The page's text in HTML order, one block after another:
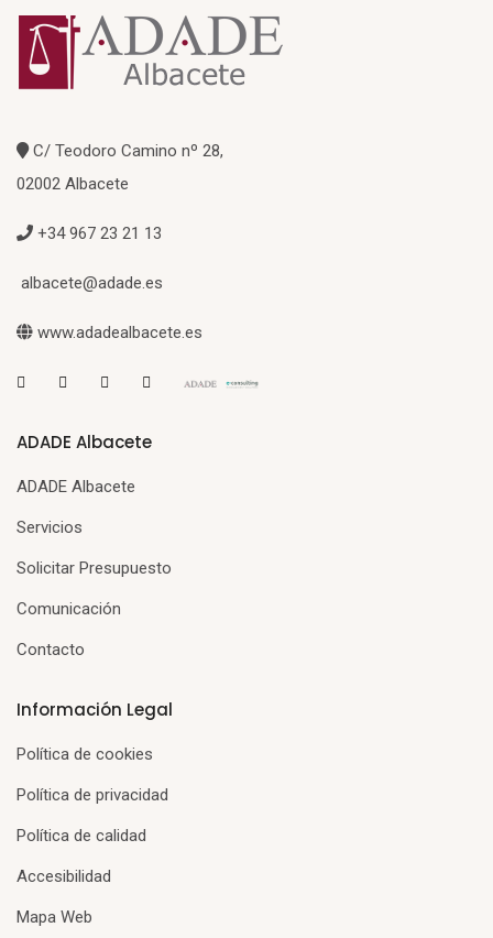
C/ Teodoro Camino nº 28,
02002 Albacete
+34 967 23 21 13
albacete@adade.es
www.adadealbacete.es
ADADE Albacete
ADADE Albacete
Servicios
Solicitar Presupuesto
Comunicación
Contacto
Información Legal
Política de cookies
Política de privacidad
Política de calidad
Accesibilidad
Mapa Web